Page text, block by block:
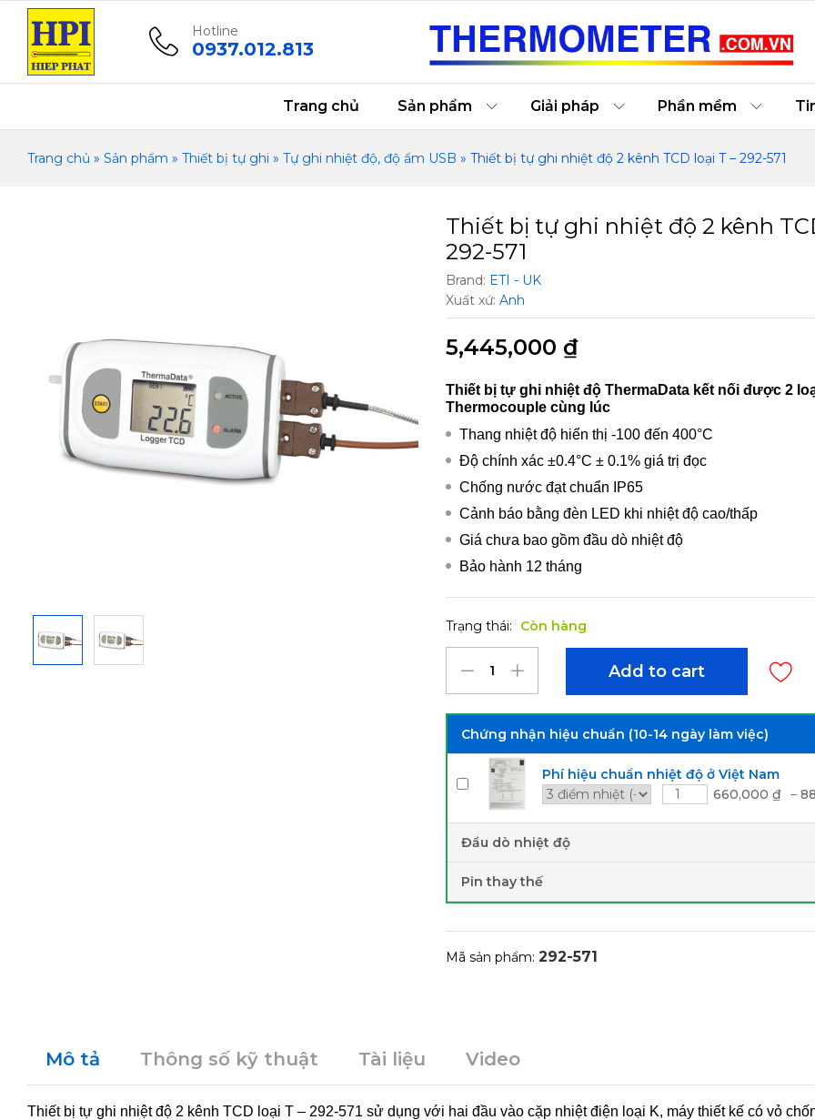
Hotline
0937.012.813
Trang chủ Sản phẩm Giải pháp Phần mềm
Trang chủ » Sản phẩm » Thiết bị tự ghi » Tự ghi nhiệt độ, độ ẩm USB » Thiết bị tự ghi nhiệt độ 2 kênh TCD loại T – 292-571
Thiết bị tự ghi nhiệt độ 2 kênh
292-571
Brand: ETI - UK
Xuất xứ: Anh
5,445,000 ₫
Thiết bị tự ghi nhiệt độ ThermaData kết nối được 2
Thermocouple cùng lúc
Thang nhiệt độ hiển thị -100 đến 400°C
Độ chính xác ±0.4°C ± 0.1% giá trị đọc
Chống nước đạt chuẩn IP65
Cảnh báo bằng đèn LED khi nhiệt độ cao/thấp
Giá chưa bao gồm đầu dò nhiệt độ
Bảo hành 12 tháng
Trạng thái: Còn hàng
Add to cart
Chứng nhận hiệu chuẩn (10-14 ngày làm việc)
Phí hiệu chuẩn nhiệt độ ở Việt Nam
660,000 ₫ –
Đầu dò nhiệt độ
Pin thay thế
Mã sản phẩm: 292-571
Mô tả Thông số kỹ thuật Tài liệu Video
Thiết bị tự ghi nhiệt độ 2 kênh TCD loại T – 292-571 sử dụng với hai đầu vào cặp nhiệt điện loại K, máy thiết kế có vỏ
Thông số kỹ thuật